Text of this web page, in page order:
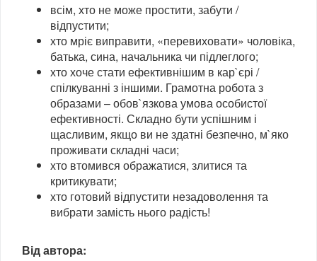
всім, хто не може простити, забути /
відпустити;
хто мріє виправити, «перевиховати» чоловіка,
батька, сина, начальника чи підлеглого;
хто хоче стати ефективнішим в кар`єрі /
спілкуванні з іншими. Грамотна робота з
образами – обов`язкова умова особистої
ефективності. Складно бути успішним і
щасливим, якщо ви не здатні безпечно, м`яко
проживати складні часи;
хто втомився ображатися, злитися та
критикувати;
хто готовий відпустити незадоволення та
вибрати замість нього радість!
Від автора: